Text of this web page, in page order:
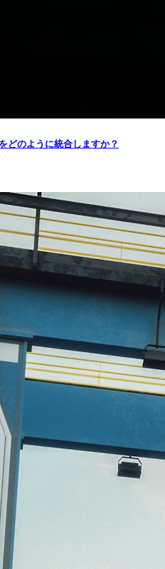
どのように統合しますか？